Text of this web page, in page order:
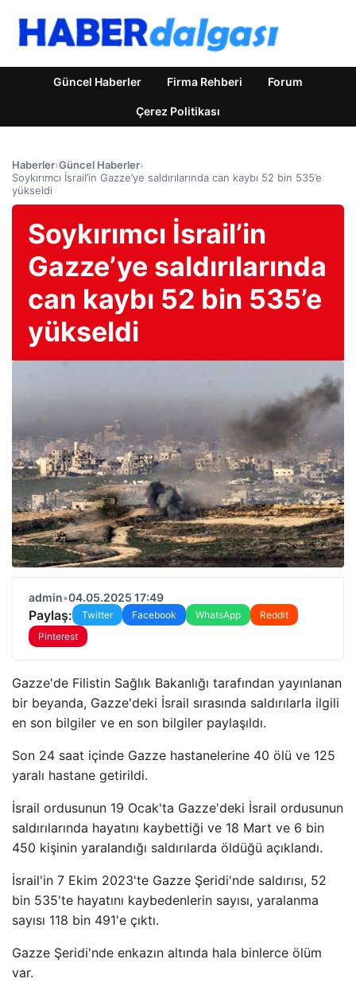
Güncel Haberler Firma Rehberi Forum
Çerez Politikası
Haberler›Güncel Haberler›
Soykırımcı İsrail’in Gazze’ye saldırılarında can kaybı 52 bin 535’e
yükseldi
Soykırımcı İsrail’in
Gazze’ye saldırılarında
can kaybı 52 bin 535’e
yükseldi
admin•04.05.2025 17:49
Paylaş: Twitter Facebook WhatsApp
Reddit
Pinterest
Gazze'de Filistin Sağlık Bakanlığı tarafından yayınlanan
bir beyanda, Gazze'deki İsrail sırasında saldırılarla ilgili
en son bilgiler ve en son bilgiler paylaşıldı.
Son 24 saat içinde Gazze hastanelerine 40 ölü ve 125
yaralı hastane getirildi.
İsrail ordusunun 19 Ocak'ta Gazze'deki İsrail ordusunun
saldırılarında hayatını kaybettiği ve 18 Mart ve 6 bin
450 kişinin yaralandığı saldırılarda öldüğü açıklandı.
İsrail'in 7 Ekim 2023'te Gazze Şeridi'nde saldırısı, 52
bin 535'te hayatını kaybedenlerin sayısı, yaralanma
sayısı 118 bin 491'e çıktı.
Gazze Şeridi'nde enkazın altında hala binlerce ölüm
var.